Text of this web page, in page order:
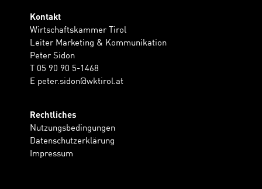
Kontakt
Wirtschaftskammer Tirol
Leiter Marketing & Kommunikation
Peter Sidon
T 05 90 90 5-1468
E peter.sidon@wktirol.at
Rechtliches
Nutzungsbedingungen
Datenschutzerklärung
Impressum